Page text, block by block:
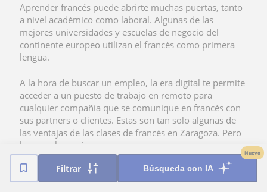
Filtrar Búsqueda con IA
Nuevo
Aprender francés puede abrirte muchas puertas, tanto
a nivel académico como laboral. Algunas de las
mejores universidades y escuelas de negocio del
continente europeo utilizan el francés como primera
lengua.
A la hora de buscar un empleo, la era digital te permite
acceder a un puesto de trabajo en remoto para
cualquier compañía que se comunique en francés con
sus partners o clientes. Estas son tan solo algunas de
las ventajas de las clases de francés en Zaragoza. Pero
hay muchas más…
Clases personalizadas
: Lo mejor de las clases de
francés en Zaragoza es que los profesores se